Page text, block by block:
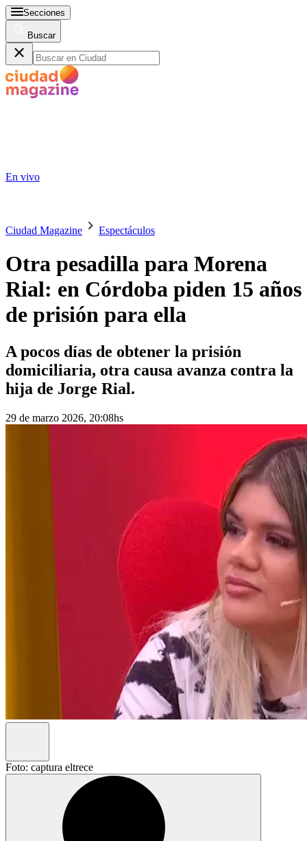
Secciones
Buscar
En vivo
Ciudad Magazine Espectáculos
Otra pesadilla para Morena
Rial: en Córdoba piden 15 años
de prisión para ella
A pocos días de obtener la prisión
domiciliaria, otra causa avanza contra la
hija de Jorge Rial.
29 de marzo 2026, 20:08hs
Foto: captura eltrece